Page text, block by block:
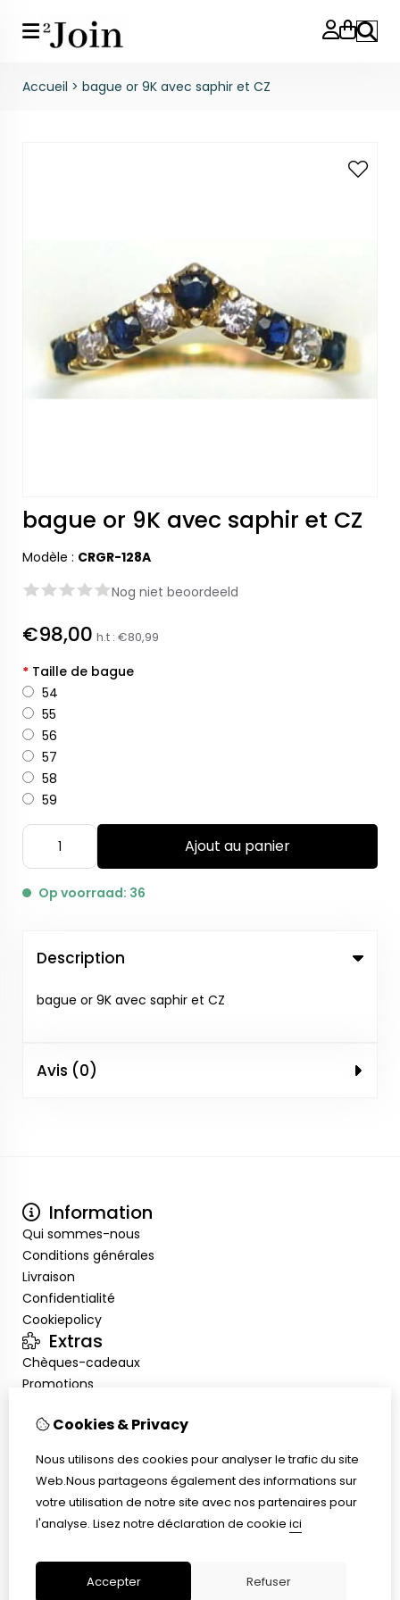
Accueil > bague or 9K avec saphir et CZ
bague or 9K avec saphir et CZ
Modèle : CRGR-128A
Nog niet beoordeeld
€98,00 h.t : €80,99
* Taille de bague
54
55
56
57
58
59
Ajout au panier
Op voorraad: 36
Description
bague or 9K avec saphir et CZ
Avis (0)
Information
Qui sommes-nous
Conditions générales
Livraison
Confidentialité
Cookiepolicy
Extras
Chèques-cadeaux
Promotions
Inloggen
Service client
Plan du site
Cookies & Privacy
Nous utilisons des cookies pour analyser le trafic du site
Web.Nous partageons également des informations sur
votre utilisation de notre site avec nos partenaires pour
l'analyse. Lisez notre déclaration de cookie ici
Accepter Refuser